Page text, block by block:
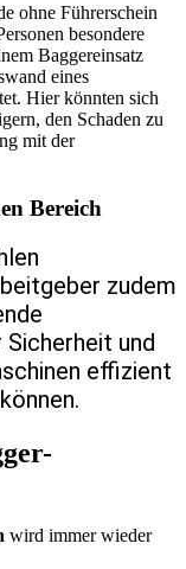
ohne Führerschein
besondere
Baggereinsatz
eines
Hier könnten sich
den Schaden zu
mit der
Bereich
zudem
Sicherheit und
effizient
wird immer wieder